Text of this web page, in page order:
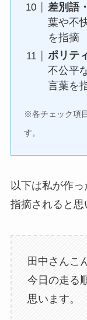
差別語
葉や不
を指摘
ポリテ
不公平
言葉を
※各チェック項
す。
以下は私が作
指摘されると思
田中さんこ
今日の走る
思います。